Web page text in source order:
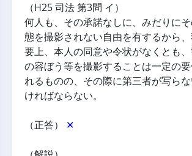
（H25 司法 第3問 イ）
何人も、その承諾なしに、みだりに
態を撮影されない自由を有するから
要上、本人の同意や令状がなくとも
の容ぼう等を撮影することは一定の
れるものの、その際に第三者が写ら
ければならない。
（正答） ✕